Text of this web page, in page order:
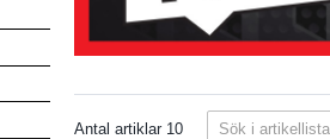
Antal artiklar 10